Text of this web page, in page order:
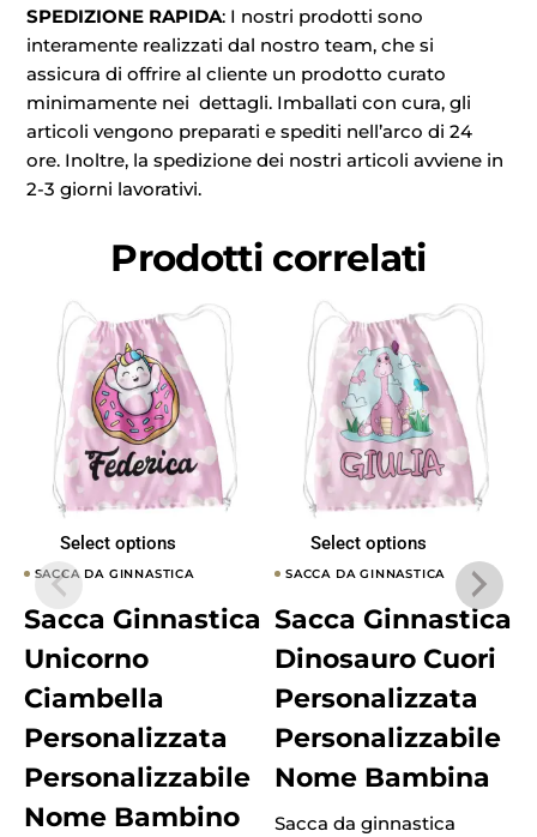
SPEDIZIONE RAPIDA: I nostri prodotti sono
interamente realizzati dal nostro team, che si
assicura di offrire al cliente un prodotto curato
minimamente nei dettagli. Imballati con cura, gli
articoli vengono preparati e spediti nell’arco di 24
ore. Inoltre, la spedizione dei nostri articoli avviene in
2-3 giorni lavorativi.
Prodotti correlati
Select options
SACCA DA GINNASTICA
Sacca Ginnastica
Unicorno
Ciambella
Personalizzata
Personalizzabile
Nome Bambino
Select options
SACCA DA GINNASTICA
Sacca Ginnastica
Dinosauro Cuori
Personalizzata
Personalizzabile
Nome Bambina
Sacca da ginnastica